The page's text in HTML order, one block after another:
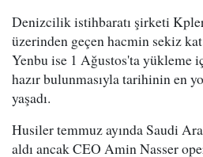
Denizcilik istihbaratı şirketi
üzerinden geçen hacmin sekiz
Yenbu ise 1 Ağustos'ta yükleme
hazır bulunmasıyla tarihinin en
yaşadı.
Husiler temmuz ayında Saudi
aldı ancak CEO Amin Nasser